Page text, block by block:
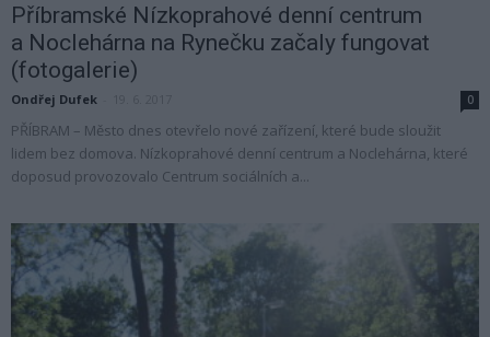
Příbramské Nízkoprahové denní centrum
a Noclehárna na Rynečku začaly fungovat
(fotogalerie)
Ondřej Dufek 0
PŘÍBRAM – Město dnes otevřelo nové zařízení, které bude sloužit
lidem bez domova. Nízkoprahové denní centrum a Noclehárna, které
doposud provozovalo Centrum sociálních a...